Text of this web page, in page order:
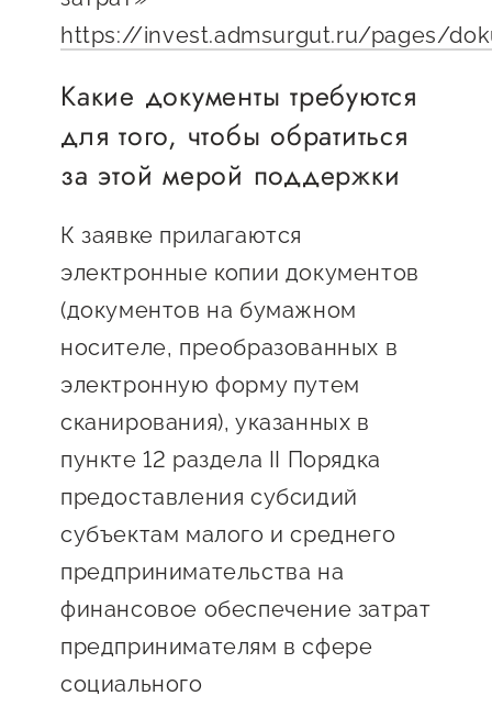
https://invest.admsurgut.ru/pages/
Какие документы требуются
для того, чтобы обратиться
за этой мерой поддержки
К заявке прилагаются
электронные копии документов
(документов на бумажном
носителе, преобразованных в
электронную форму путем
сканирования), указанных в
пункте 12 раздела II Порядка
предоставления субсидий
субъектам малого и среднего
предпринимательства на
финансовое обеспечение затрат
предпринимателям в сфере
социального